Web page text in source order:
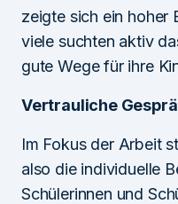
zeigte sich ein hoher
viele suchten aktiv
gute Wege für ihre
Vertrauliche
Im Fokus der Arbeit
also die individuelle
Schülerinnen und